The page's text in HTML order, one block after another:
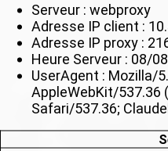
Serveur : webproxy
Adresse IP client :
Adresse IP proxy :
Heure Serveur : 08/
UserAgent : Mozilla/
AppleWebKit/537.36
Safari/537.36;